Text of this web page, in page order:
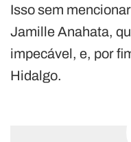
Isso sem
Jamille Anahata,
impecável, e, por
Hidalgo.